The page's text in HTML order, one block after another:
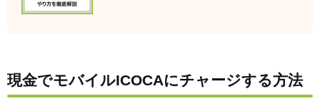
現金でモバイルICOCAにチャージする方法